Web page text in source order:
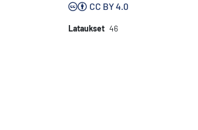
CC BY 4.0
Lataukset 46